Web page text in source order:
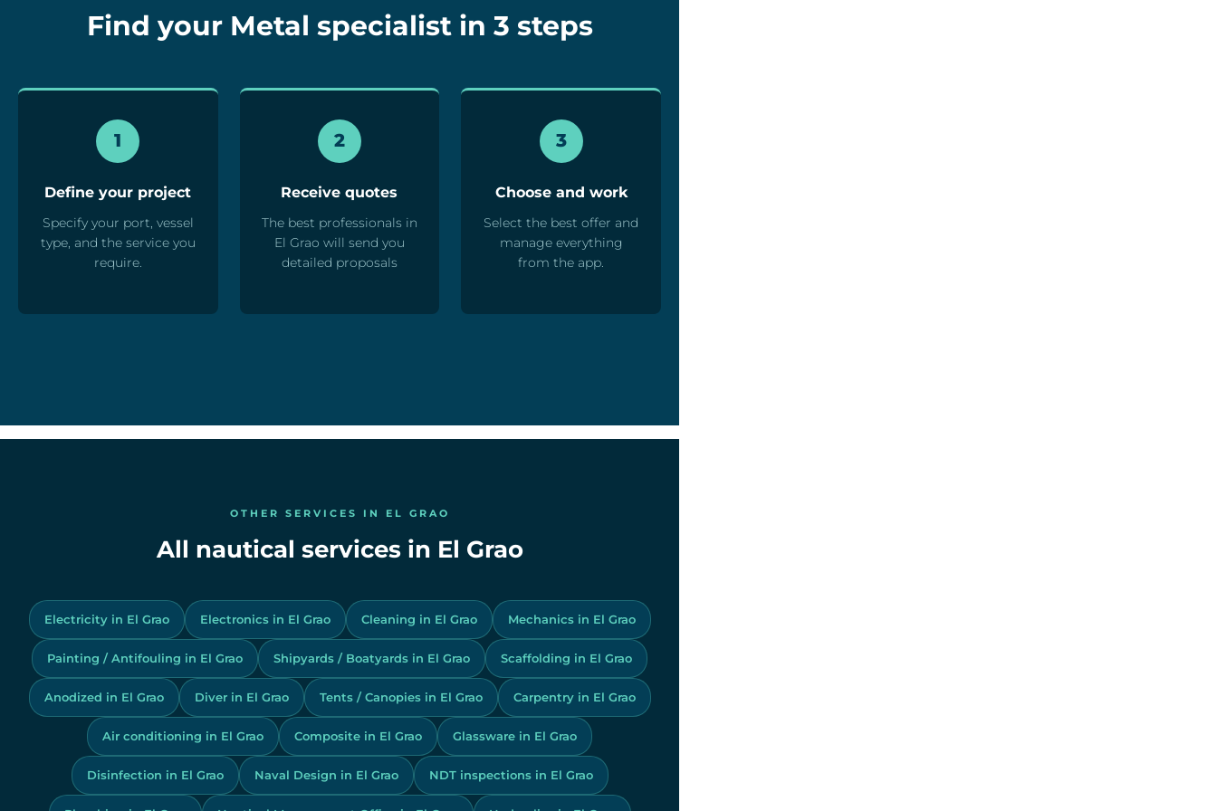
Find your Metal specialist in 3 steps
1
Define your project
Specify your port, vessel
type, and the service you
require.
2
Receive quotes
The best professionals in
El Grao will send you
detailed proposals
3
Choose and work
Select the best offer and
manage everything
from the app.
OTHER SERVICES IN EL GRAO
All nautical services in El Grao
Electricity in El Grao Electronics in El Grao Cleaning in El Grao Mechanics in El Grao
Painting / Antifouling in El Grao Shipyards / Boatyards in El Grao Scaffolding in El Grao
Anodized in El Grao Diver in El Grao Tents / Canopies in El Grao Carpentry in El Grao
Air conditioning in El Grao Composite in El Grao Glassware in El Grao
Disinfection in El Grao Naval Design in El Grao NDT inspections in El Grao